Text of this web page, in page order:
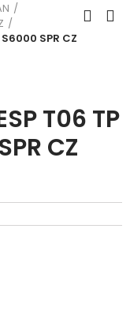
S6000 SPR CZ
T06 TP
CZ